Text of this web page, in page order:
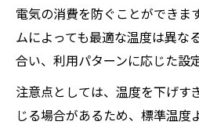
電気の消費を防ぐことができま
ムによっても最適な温度は異な
合い、利用パターンに応じた設
注意点としては、温度を下げす
じる場合があるため、標準温度